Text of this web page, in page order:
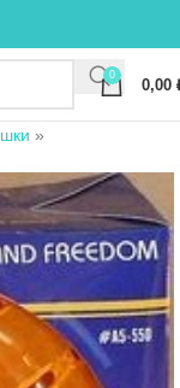
0
0,00
»